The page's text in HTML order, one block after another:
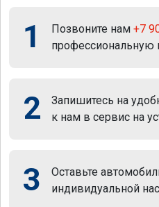
1 Позвоните нам +7
профессиональную
2
Запишитесь на
к нам в сервис на
3
Оставьте
индивидуальной